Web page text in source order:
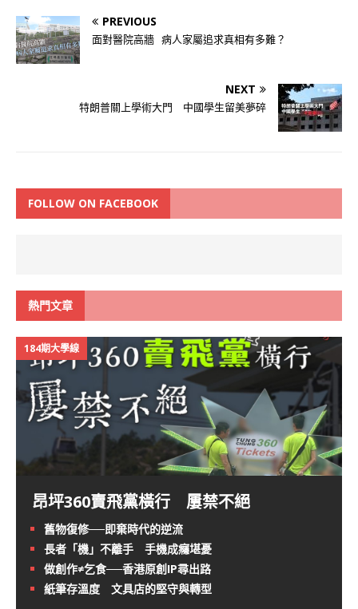
PREVIOUS
面對醫院高牆 病人家屬追求真相有多難？
NEXT
特朗普關上學術大門 中國學生留美夢碎
FOLLOW ON FACEBOOK
熱門文章
184期大學線
昂坪360賣飛黨橫行 屢禁不絕
舊物復修──即棄時代的逆流
長者「機」不離手 手機成癮堪憂
做創作≠乞食──香港原創IP尋出路
紙筆存溫度 文具店的堅守與轉型